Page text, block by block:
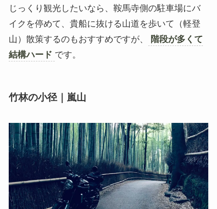
じっくり観光したいなら、鞍馬寺側の駐車場にバ
イクを停めて、貴船に抜ける山道を歩いて（軽登
山）散策するのもおすすめですが、
階段が多くて
結構ハード です。
竹林の小径｜嵐山